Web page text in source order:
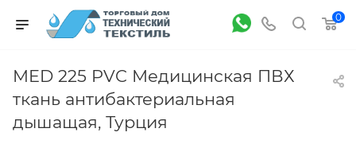
0
MED 225 PVC Медицинская ПВХ
ткань антибактериальная
дышащая, Турция